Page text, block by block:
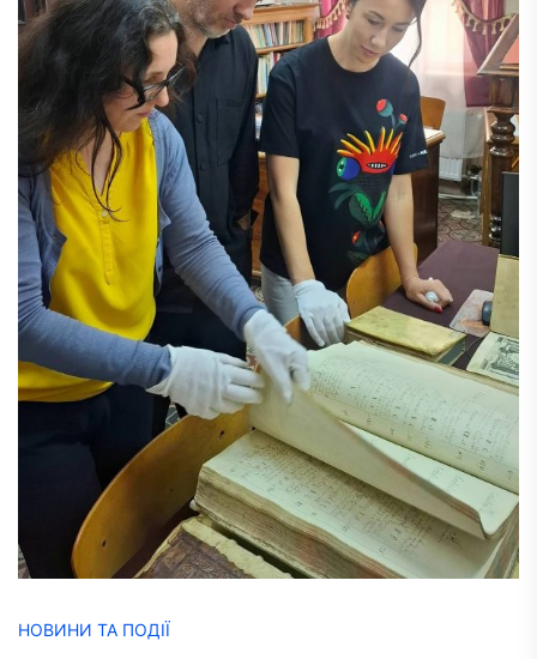
НОВИНИ ТА ПОДІЇ